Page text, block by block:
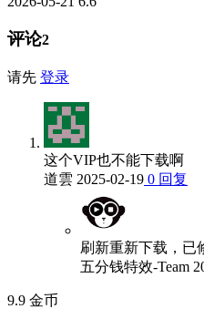
评论2
请先 登录
这个VIP也不能下载啊
道雲 2025-02-19 0 回复
刷新重新下载，已
五分钱特效-Team
9.9 金币